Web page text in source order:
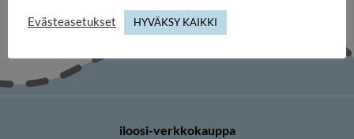
iloosi-verkkokauppa
Evästeasetukset HYVÄKSY KAIKKI